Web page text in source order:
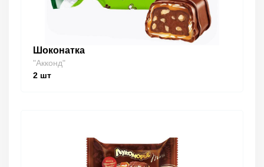
Шоконатка
"Акконд"
2 шт